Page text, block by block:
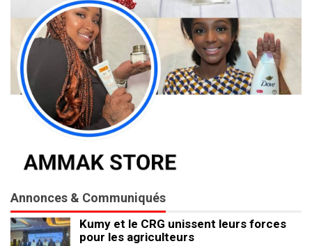
Annonces & Communiqués
Kumy et le CRG unissent leurs forces
pour les agriculteurs